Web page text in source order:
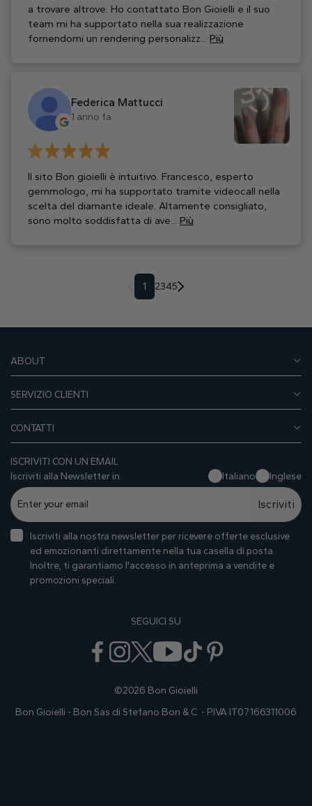
a trovare altrove. Ho contattato Bon Gioielli e il suo
team mi ha supportato nella sua realizzazione
fornendomi un rendering personalizz... Più
Federica Mattucci
1 anno fa
Il sito Bon gioielli è intuitivo. Francesco, esperto
gemmologo, mi ha supportato tramite videocall nella
scelta del diamante ideale. Altamente consigliato,
sono molto soddisfatta di ave... Più
1 2345
ABOUT
SERVIZIO CLIENTI
CONTATTI
ISCRIVITI CON UN EMAIL
Iscriviti alla Newsletter in
Italiano Inglese
Iscriviti
Iscriviti alla nostra newsletter per ricevere offerte esclusive
ed emozionanti direttamente nella tua casella di posta.
Inoltre, ti garantiamo I'accesso in anteprima a vendite e
promozioni speciali.
SEGUICI SU
©2026 Bon Gioielli
Bon Gioielli - Bon Sas di Stefano Bon & C. - P.IVA IT07166311006